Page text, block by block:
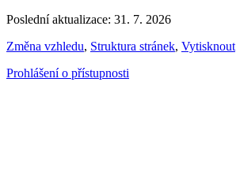
Poslední aktualizace: 31. 7. 2026
Změna vzhledu, Struktura stránek, Vytisknout
Prohlášení o přístupnosti